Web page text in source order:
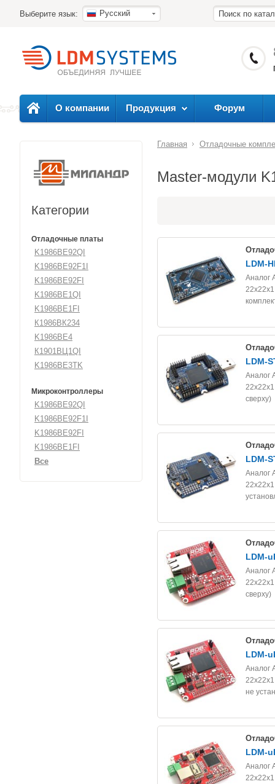
Выберите язык: Русский
О компании Продукция Форум
Главная Отладочные
Master-модули
LDM-
Аналог
LDM-
Аналог
сверху)
LDM-
Аналог
LDM-
Аналог
сверху)
LDM-
Аналог
не
LDM-
Аналог
Категории
Отладочные платы
K1986BE92QI
K1986BE92F1I
K1986BE92FI
K1986BE1QI
K1986BE1FI
К1986ВК234
K1986BE4
К1901ВЦ1QI
K1986BE3TK
Микроконтроллеры
K1986BE92QI
K1986BE92F1I
K1986BE92FI
K1986BE1FI
Все